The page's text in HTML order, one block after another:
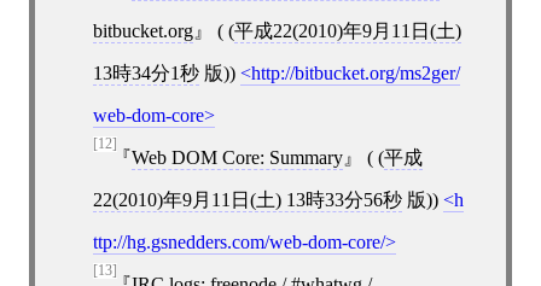
bitbucket.org ( (平成22(2010)年9月11日(土)
13時34分1秒版)) http://bitbucket.org/ms2ger/
web-dom-core
[12]
Web DOM Core: Summary ( (平成
22(2010)年9月11日(土) 13時33分56秒版)) h
ttp://hg.gsnedders.com/web-dom-core/
[13]